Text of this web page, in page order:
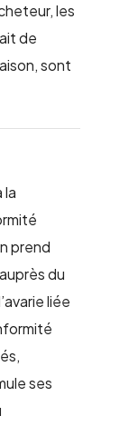
les
de
sont
la
prend
du
liée
ses